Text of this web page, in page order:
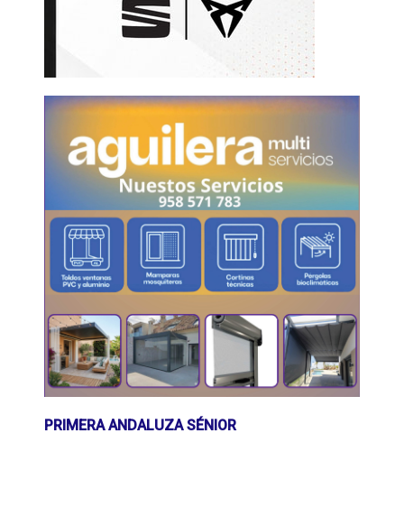
PRIMERA ANDALUZA SÉNIOR